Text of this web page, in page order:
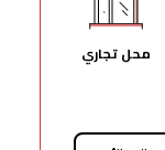
محل تجاري